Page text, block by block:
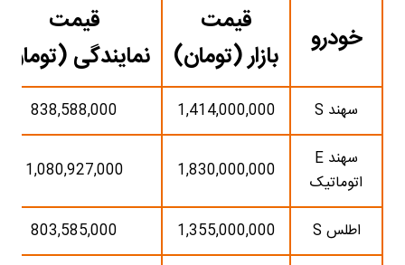
خودرو
قیمت
بازار (تومان)
قیمت
نمایندگی
سهند S 1,414,000,000
838,588,000
سهند E
اتوماتیک
1,830,000,000
1,080,927,000
اطلس S 1,355,000,000
803,585,000